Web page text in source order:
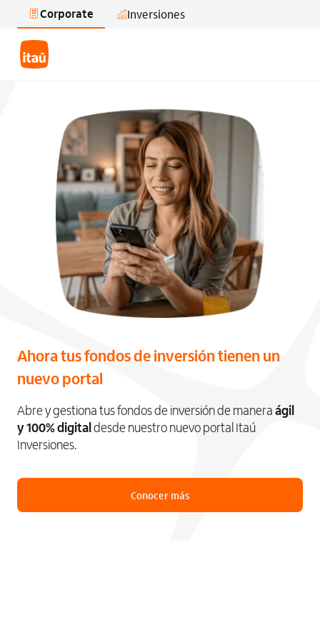
Saltar al contenido principal
Corporate Inversiones
Ahora tus fondos de inversión tienen un
nuevo portal
Abre y gestiona tus fondos de inversión de manera ágil
y 100% digitaldesde nuestro nuevo portal Itaú
Inversiones.
Conocer más